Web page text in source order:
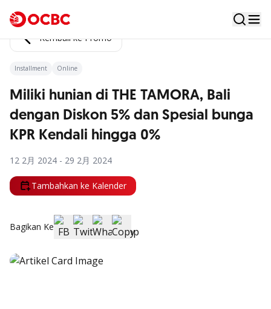
Kembali ke Promo
Installment Online
Miliki hunian di THE TAMORA, Bali
dengan Diskon 5% dan Spesial bunga
KPR Kendali hingga 0%
12 2月 2024 - 29 2月 2024
Tambahkan ke Kalender
Bagikan Ke